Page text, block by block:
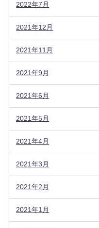
2022年7月
2021年12月
2021年11月
2021年9月
2021年6月
2021年5月
2021年4月
2021年3月
2021年2月
2021年1月